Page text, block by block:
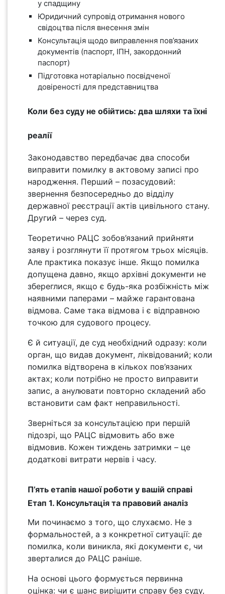
у спадщину
Юридичний супровід отримання нового
свідоцтва після внесення змін
Консультація щодо виправлення пов’язаних
документів (паспорт, ІПН, закордонний
паспорт)
Підготовка нотаріально посвідченої
довіреності для представництва
Коли без суду не обійтись: два шляхи та їхні
реалії
Законодавство передбачає два способи
виправити помилку в актовому записі про
народження. Перший – позасудовий:
звернення безпосередньо до відділу
державної реєстрації актів цивільного стану.
Другий – через суд.
Теоретично РАЦС зобов’язаний прийняти
заяву і розглянути її протягом трьох місяців.
Але практика показує інше. Якщо помилка
допущена давно, якщо архівні документи не
збереглися, якщо є будь-яка розбіжність між
наявними паперами – майже гарантована
відмова. Саме така відмова і є відправною
точкою для судового процесу.
Є й ситуації, де суд необхідний одразу: коли
орган, що видав документ, ліквідований; коли
помилка відтворена в кількох пов’язаних
актах; коли потрібно не просто виправити
запис, а анулювати повторно складений або
встановити сам факт неправильності.
Зверніться за консультацією при першій
підозрі, що РАЦС відмовить або вже
відмовив. Кожен тиждень затримки – це
додаткові витрати нервів і часу.
П’ять етапів нашої роботи у вашій справі
Етап 1. Консультація та правовий аналіз
Ми починаємо з того, що слухаємо. Не з
формальностей, а з конкретної ситуації: де
помилка, коли виникла, які документи є, чи
зверталися до РАЦС раніше.
На основі цього формується первинна
оцінка: чи є шанс вирішити справу без суду,